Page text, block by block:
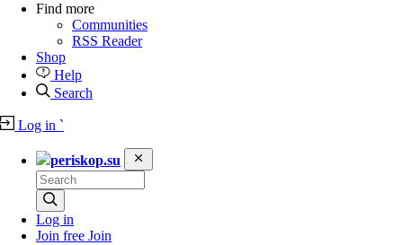
Find more
Communities
RSS Reader
Shop
Help
Search
Log in `
periskop.su
Log in
Join free Join